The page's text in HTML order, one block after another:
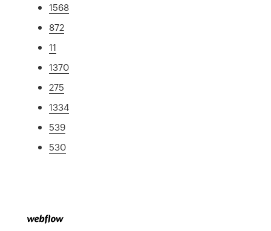
1568
872
11
1370
275
1334
539
530